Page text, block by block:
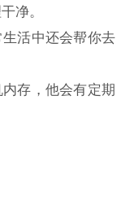
净。
活中还会帮你去
存，他会有定期